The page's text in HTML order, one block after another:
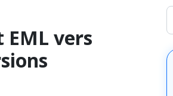
vers